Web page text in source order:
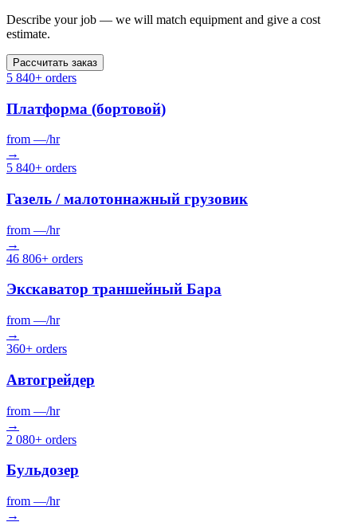
Describe your job — we will match equipment and give a cost
estimate.
Рассчитать заказ
5 840+ orders
Платформа (бортовой)
from —/hr
→
5 840+ orders
Газель / малотоннажный грузовик
from —/hr
→
46 806+ orders
Экскаватор траншейный Бара
from —/hr
→
360+ orders
Автогрейдер
from —/hr
→
2 080+ orders
Бульдозер
from —/hr
→